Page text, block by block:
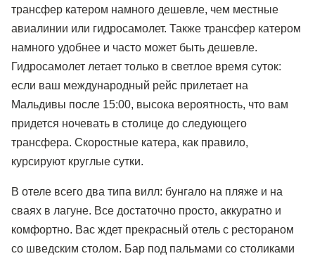
трансфер катером намного дешевле, чем местные
авиалинии или гидросамолет. Также трансфер катером
намного удобнее и часто может быть дешевле.
Гидросамолет летает только в светлое время суток:
если ваш международный рейс прилетает на
Мальдивы после 15:00, высока вероятность, что вам
придется ночевать в столице до следующего
трансфера. Скоростные катера, как правило,
курсируют круглые сутки.
В отеле всего два типа вилл: бунгало на пляже и на
сваях в лагуне. Все достаточно просто, аккуратно и
комфортно. Вас ждет прекрасный отель с рестораном
со шведским столом. Бар под пальмами со столиками